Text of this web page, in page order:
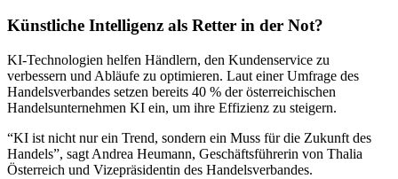
Künstliche Intelligenz als Retter in der Not?
KI-Technologien helfen Händlern, den Kundenservice zu
verbessern und Abläufe zu optimieren. Laut einer Umfrage des
Handelsverbandes setzen bereits 40 % der österreichischen
Handelsunternehmen KI ein, um ihre Effizienz zu steigern.
“KI ist nicht nur ein Trend, sondern ein Muss für die Zukunft des
Handels”, sagt Andrea Heumann, Geschäftsführerin von Thalia
Österreich und Vizepräsidentin des Handelsverbandes.